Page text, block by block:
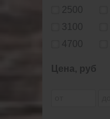
2500
3100
4700
Цена, руб